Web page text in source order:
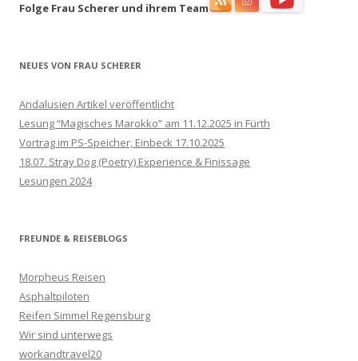
Folge Frau Scherer und ihrem Team
NEUES VON FRAU SCHERER
Andalusien Artikel veröffentlicht
Lesung “Magisches Marokko” am 11.12.2025 in Fürth
Vortrag im PS-Speicher, Einbeck 17.10.2025
18.07. Stray Dog (Poetry) Experience & Finissage
Lesungen 2024
FREUNDE & REISEBLOGS
Morpheus Reisen
Asphaltpiloten
Reifen Simmel Regensburg
Wir sind unterwegs
workandtravel20